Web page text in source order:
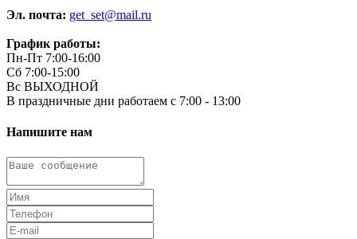
Эл. почта: get_set@mail.ru
График работы:
Пн-Пт 7:00-16:00
Сб 7:00-15:00
Вс ВЫХОДНОЙ
В праздничные дни работаем с 7:00 - 13:00
Напишите нам